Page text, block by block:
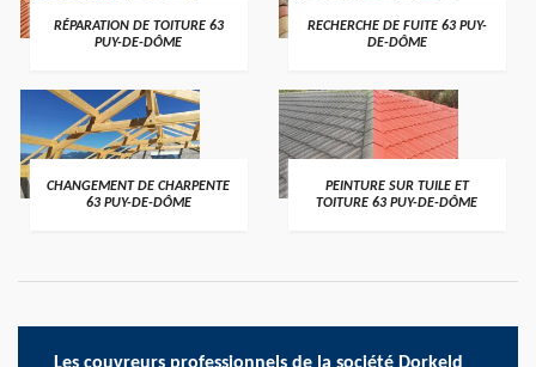
RÉPARATION DE TOITURE 63
PUY-DE-DÔME
RECHERCHE DE FUITE 63 PUY-
DE-DÔME
CHANGEMENT DE CHARPENTE
63 PUY-DE-DÔME
PEINTURE SUR TUILE ET
TOITURE 63 PUY-DE-DÔME